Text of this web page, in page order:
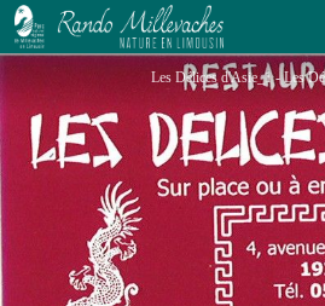
Les Délices d'Asie
Les Délices d'Asie_1 - Les